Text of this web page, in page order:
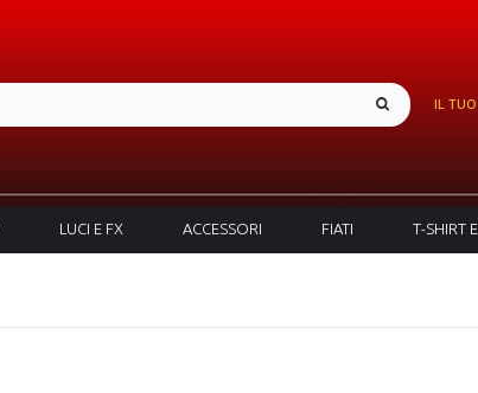
IL
LUCI E FX ACCESSORI FIATI T-SHIRT